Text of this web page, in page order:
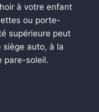
à votre enfant
ou porte-
supérieure peut
siège auto, à la
pare-soleil.